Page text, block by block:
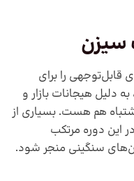
سیزن
را برای
دلیل هیجانات بازار و
هم هست. بسیاری از
این دوره مرتکب
سنگینی منجر شود.